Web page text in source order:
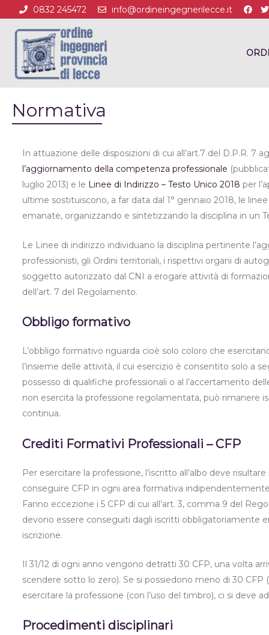
0832 245472 info@ordineingegnerilecce.it
Normativa
In attuazione delle disposizioni di cui all’art.7 del D.P.R. 7
l’aggiornamento della competenza professionale
luglio 2013) e le Linee di Indirizzo – Testo Unico 2018 per
ultime sostituiscono, a far data dal 1° gennaio 2018, le
emanate, organizzando e sintetizzando la disciplina in un
Le Linee di indirizzo individuano la disciplina pertinente
professionisti, gli Ordini territoriali, i rispettivi organi di
soggetto autorizzato dal CNI a erogare attività di
dell’art. 7 del Regolamento.
Obbligo formativo
L’obbligo formativo riguarda cioè solo coloro che
l’insieme delle attività, il cui esercizio è consentito solo a
possesso di qualifiche professionali o al l’accertamento
non esercita la professione regolamentata, può rimanere
continua.
Crediti Formativi Professionali – CFP
Per esercitare la professione, l’iscritto all’albo deve
conseguire CFP in ogni area formativa
Fanno eccezione i 5 CFP di cui all’art. 3, comma 9 del
devono essere conseguiti dagli iscritti obbligatoriamente
iscrizione.
Il 31/12 di ogni anno vengono detratti 30 CFP, una volta
scendere sotto lo zero). Se si possiedono meno di 30 CFP
esercitare la professione (con l’uso del timbro), ci si deve
Procedimenti disciplinari